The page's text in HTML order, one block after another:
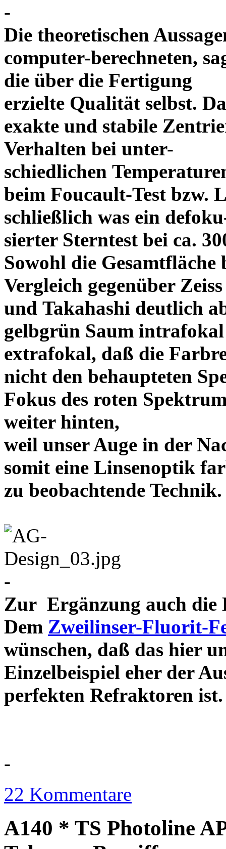
-
Die theoretischen
computer-berechneten,
die über die Fertigung
erzielte Qualität selbst.
exakte und stabile
Verhalten bei unter-
schiedlichen
beim Foucault-Test bzw.
schließlich was ein
sierter Sterntest bei ca.
Sowohl die
Vergleich gegenüber Zeiss
und Takahashi deutlich
gelbgrün Saum
extrafokal, daß die
nicht den behaupteten
Fokus des roten
weiter hinten,
weil unser Auge in der
somit eine Linsenoptik
zu beobachtende
-
Zur Ergänzung auch die
Dem Zweilinser-Fluorit-
wünschen, daß das hier
Einzelbeispiel eher der
perfekten
-
22 Kommentare
A140 * TS Photoline